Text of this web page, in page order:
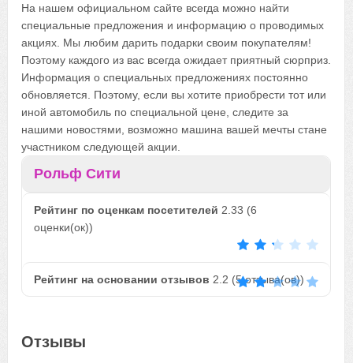
На нашем официальном сайте всегда можно найти
специальные предложения и информацию о проводимых
акциях. Мы любим дарить подарки своим покупателям!
Поэтому каждого из вас всегда ожидает приятный сюрприз.
Информация о специальных предложениях постоянно
обновляется. Поэтому, если вы хотите приобрести тот или
иной автомобиль по специальной цене, следите за
нашими новостями, возможно машина вашей мечты стане
участником следующей акции.
Рольф Сити
Рейтинг по оценкам посетителей 2.33 (6
оценки(ок))
Рейтинг на основании отзывов 2.2 (5отзыва(ов))
Отзывы